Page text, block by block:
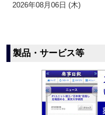
2026年08月06日 (木)
製品・サービス等